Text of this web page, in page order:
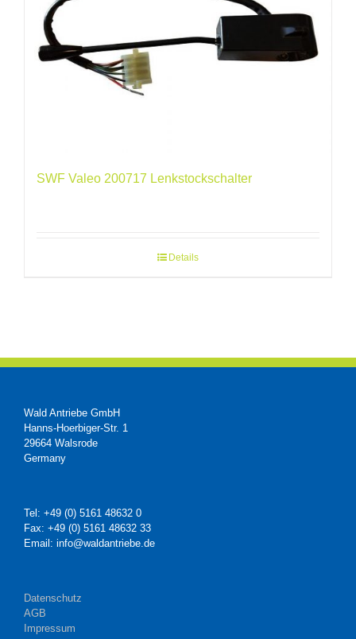
SWF Valeo 200717 Lenkstockschalter
Details
Wald Antriebe GmbH
Hanns-Hoerbiger-Str. 1
29664 Walsrode
Germany
Tel: +49 (0) 5161 48632 0
Fax: +49 (0) 5161 48632 33
Email: info@waldantriebe.de
Datenschutz
AGB
Impressum